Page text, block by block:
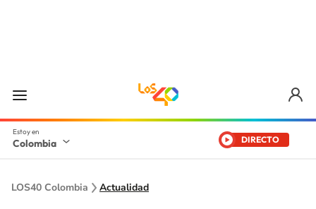
Colombia DIRECTO
LOS40 Colombia Actualidad